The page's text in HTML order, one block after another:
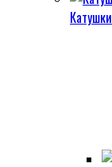
Катушки